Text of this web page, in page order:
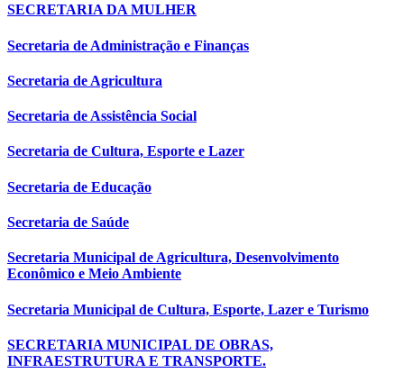
SECRETARIA DA MULHER
Secretaria de Administração e Finanças
Secretaria de Agricultura
Secretaria de Assistência Social
Secretaria de Cultura, Esporte e Lazer
Secretaria de Educação
Secretaria de Saúde
Secretaria Municipal de Agricultura, Desenvolvimento
Econômico e Meio Ambiente
Secretaria Municipal de Cultura, Esporte, Lazer e Turismo
SECRETARIA MUNICIPAL DE OBRAS,
INFRAESTRUTURA E TRANSPORTE.